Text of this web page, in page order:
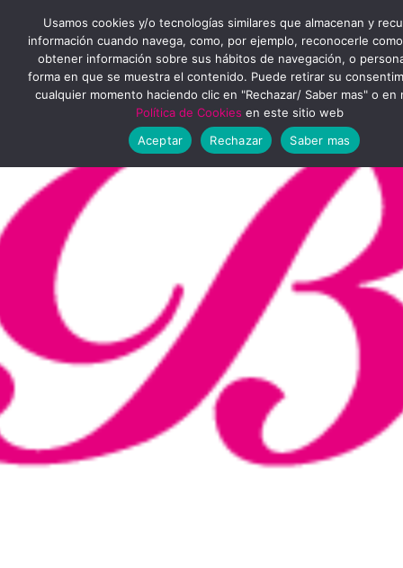
contenido
MENÚ
PRINCIPAL
Usamos cookies y/o tecnologías similares que almacenan y
información cuando navega, como, por ejemplo, reconocerle
obtener información sobre sus hábitos de navegación, o
forma en que se muestra el contenido. Puede retirar su
cualquier momento haciendo clic en "Rechazar/ Saber mas" o en
Política de Cookies en este sitio web
Aceptar
Rechazar Saber mas